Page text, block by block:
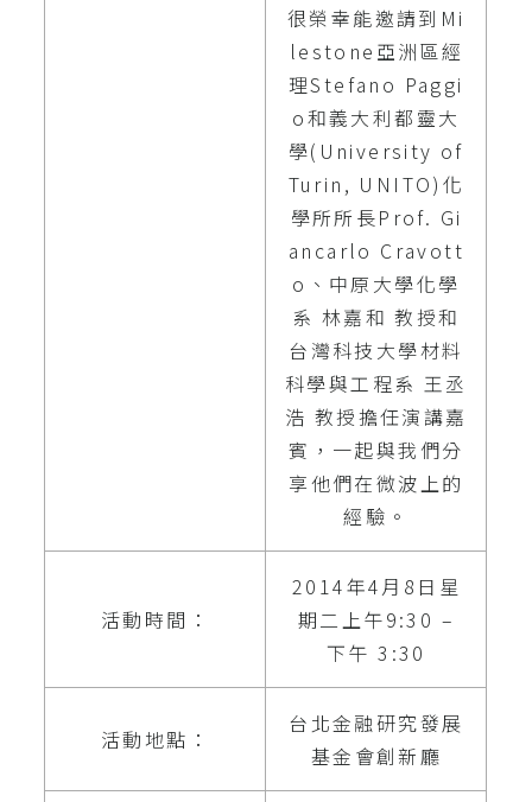
很榮幸能邀請到Mi
lestone亞洲區經
理Stefano Paggi
o和義大利都靈大
學(University of
Turin, UNITO)化
學所所長Prof. Gi
ancarlo Cravott
o、中原大學化學
系 林嘉和 教授和
台灣科技大學材料
科學與工程系 王丞
浩 教授擔任演講嘉
賓，一起與我們分
享他們在微波上的
經驗。
活動時間：
2014年4月8日星
期二上午9:30 –
下午 3:30
活動地點：
台北金融研究發展
基金會創新廳